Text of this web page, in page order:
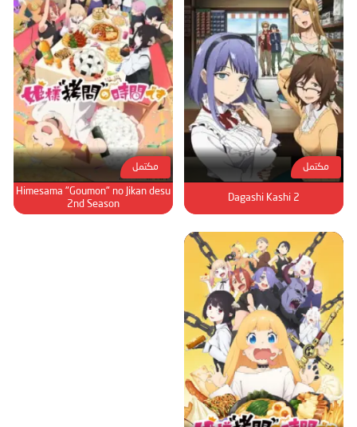
مكتمل
Dagashi Kashi 2
مكتمل
Himesama "Goumon" no Jikan desu
2nd Season